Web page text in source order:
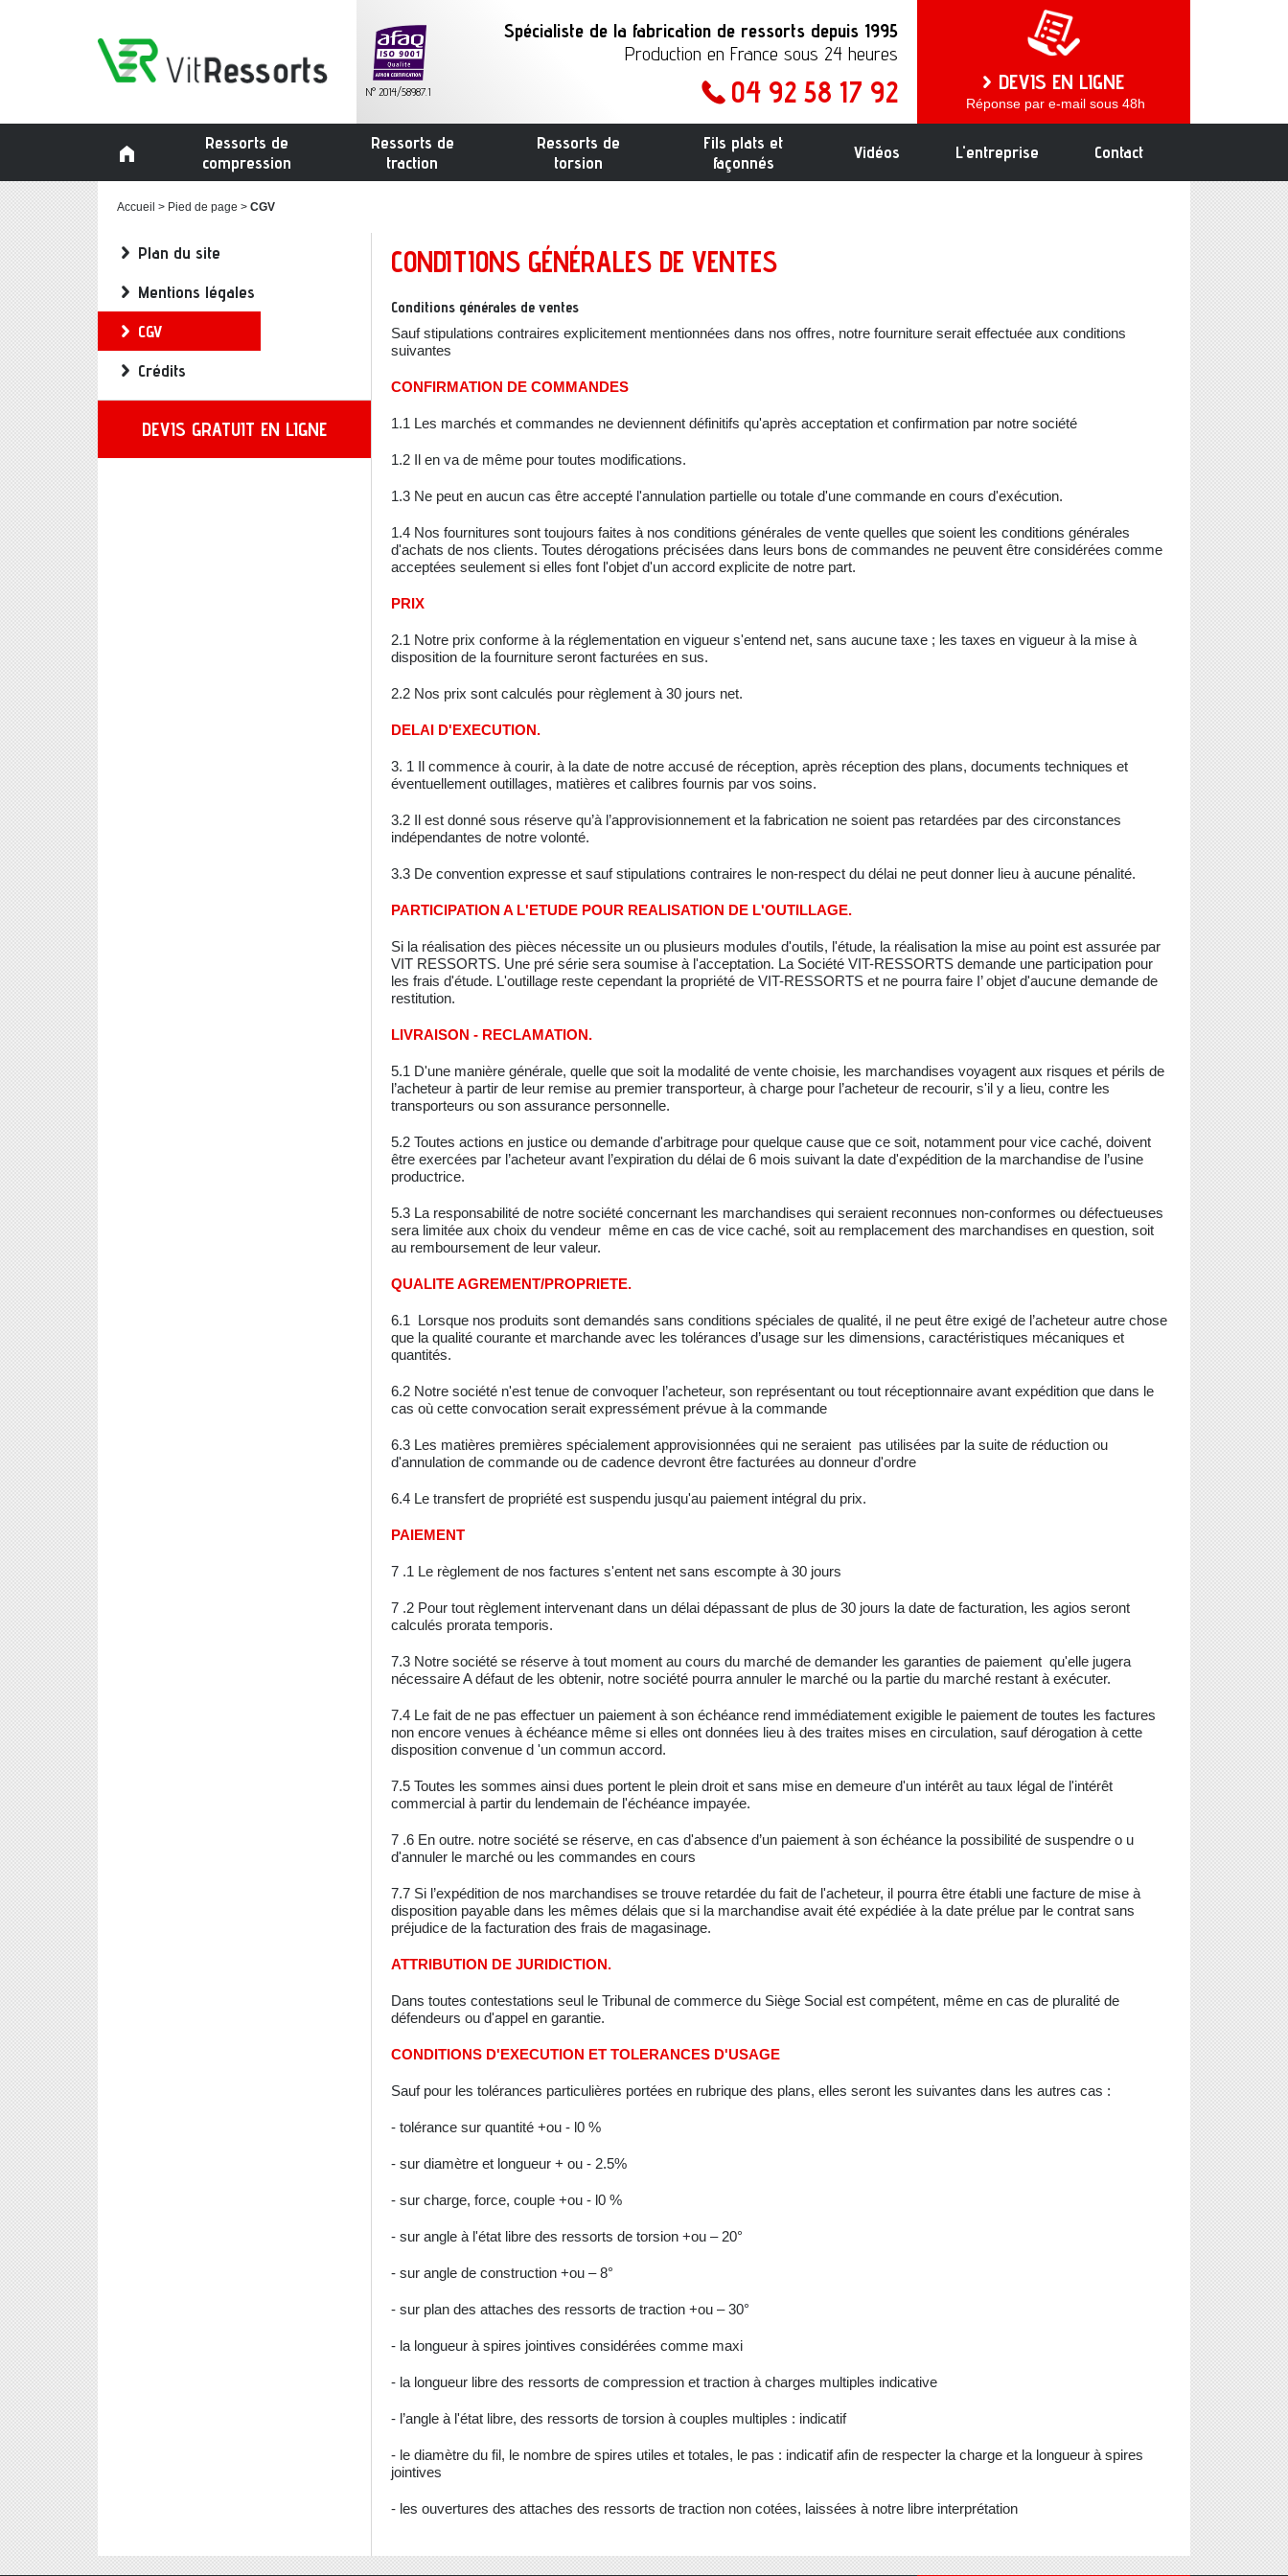
N° 2014/58987.1
Spécialiste de la fabrication de ressorts depuis 1995
Production en France sous 24 heures
04 92 58 17 92 DEVIS EN LIGNE
Réponse par e-mail sous 48h
Ressorts de
compression
Ressorts de
traction
Ressorts de
torsion
Fils plats et
façonnés
Vidéos L'entreprise Contact
Accueil Pied de page CGV
Plan du site
Mentions légales
CGV
Crédits
DEVIS GRATUIT EN LIGNE
CONDITIONS GÉNÉRALES DE VENTES
Conditions générales de ventes
Sauf stipulations contraires explicitement mentionnées dans nos offres, notre fourniture serait effectuée aux conditions
suivantes
CONFIRMATION DE COMMANDES
1.1 Les marchés et commandes ne deviennent définitifs qu'après acceptation et confirmation par notre société
1.2 Il en va de même pour toutes modifications.
1.3 Ne peut en aucun cas être accepté l'annulation partielle ou totale d'une commande en cours d'exécution.
1.4 Nos fournitures sont toujours faites à nos conditions générales de vente quelles que soient les conditions générales
d'achats de nos clients. Toutes dérogations précisées dans leurs bons de commandes ne peuvent être considérées comme
acceptées seulement si elles font l'objet d'un accord explicite de notre part.
PRIX
2.1 Notre prix conforme à la réglementation en vigueur s'entend net, sans aucune taxe ; les taxes en vigueur à la mise à
disposition de la fourniture seront facturées en sus.
2.2 Nos prix sont calculés pour règlement à 30 jours net.
DELAI D'EXECUTION.
3. 1 Il commence à courir, à la date de notre accusé de réception, après réception des plans, documents techniques et
éventuellement outillages, matières et calibres fournis par vos soins.
3.2 Il est donné sous réserve qu’à l’approvisionnement et la fabrication ne soient pas retardées par des circonstances
indépendantes de notre volonté.
3.3 De convention expresse et sauf stipulations contraires le non-respect du délai ne peut donner lieu à aucune pénalité.
PARTICIPATION A L'ETUDE POUR REALISATION DE L'OUTILLAGE.
Si la réalisation des pièces nécessite un ou plusieurs modules d'outils, l'étude, la réalisation la mise au point est assurée par
VIT RESSORTS. Une pré série sera soumise à l'acceptation. La Société VIT-RESSORTS demande une participation pour
les frais d'étude. L'outillage reste cependant la propriété de VIT-RESSORTS et ne pourra faire I’ objet d'aucune demande de
restitution.
LIVRAISON - RECLAMATION.
5.1 D'une manière générale, quelle que soit la modalité de vente choisie, les marchandises voyagent aux risques et périls de
l’acheteur à partir de leur remise au premier transporteur, à charge pour l’acheteur de recourir, s'il y a lieu, contre les
transporteurs ou son assurance personnelle.
5.2 Toutes actions en justice ou demande d'arbitrage pour quelque cause que ce soit, notamment pour vice caché, doivent
être exercées par l’acheteur avant l’expiration du délai de 6 mois suivant la date d'expédition de la marchandise de l’usine
productrice.
5.3 La responsabilité de notre société concernant les marchandises qui seraient reconnues non-conformes ou défectueuses
sera limitée aux choix du vendeur même en cas de vice caché, soit au remplacement des marchandises en question, soit
au remboursement de leur valeur.
QUALITE AGREMENT/PROPRIETE.
6.1 Lorsque nos produits sont demandés sans conditions spéciales de qualité, il ne peut être exigé de l’acheteur autre chose
que la qualité courante et marchande avec les tolérances d’usage sur les dimensions, caractéristiques mécaniques et
quantités.
6.2 Notre société n'est tenue de convoquer l’acheteur, son représentant ou tout réceptionnaire avant expédition que dans le
cas où cette convocation serait expressément prévue à la commande
6.3 Les matières premières spécialement approvisionnées qui ne seraient pas utilisées par la suite de réduction ou
d'annulation de commande ou de cadence devront être facturées au donneur d'ordre
6.4 Le transfert de propriété est suspendu jusqu'au paiement intégral du prix.
PAIEMENT
7 .1 Le règlement de nos factures s'entent net sans escompte à 30 jours
7 .2 Pour tout règlement intervenant dans un délai dépassant de plus de 30 jours la date de facturation, les agios seront
calculés prorata temporis.
7.3 Notre société se réserve à tout moment au cours du marché de demander les garanties de paiement qu'elle jugera
nécessaire A défaut de les obtenir, notre société pourra annuler le marché ou la partie du marché restant à exécuter.
7.4 Le fait de ne pas effectuer un paiement à son échéance rend immédiatement exigible le paiement de toutes les factures
non encore venues à échéance même si elles ont données lieu à des traites mises en circulation, sauf dérogation à cette
disposition convenue d 'un commun accord.
7.5 Toutes les sommes ainsi dues portent le plein droit et sans mise en demeure d'un intérêt au taux légal de l'intérêt
commercial à partir du lendemain de l'échéance impayée.
7 .6 En outre. notre société se réserve, en cas d'absence d’un paiement à son échéance la possibilité de suspendre o u
d'annuler le marché ou les commandes en cours
7.7 Si l’expédition de nos marchandises se trouve retardée du fait de l'acheteur, il pourra être établi une facture de mise à
disposition payable dans les mêmes délais que si la marchandise avait été expédiée à la date prélue par le contrat sans
préjudice de la facturation des frais de magasinage.
ATTRIBUTION DE JURIDICTION.
Dans toutes contestations seul le Tribunal de commerce du Siège Social est compétent, même en cas de pluralité de
défendeurs ou d'appel en garantie.
CONDITIONS D'EXECUTION ET TOLERANCES D'USAGE
Sauf pour les tolérances particulières portées en rubrique des plans, elles seront les suivantes dans les autres cas :
- tolérance sur quantité +ou - l0 %
- sur diamètre et longueur + ou - 2.5%
- sur charge, force, couple +ou - l0 %
- sur angle à l'état libre des ressorts de torsion +ou – 20°
- sur angle de construction +ou – 8°
- sur plan des attaches des ressorts de traction +ou – 30°
- la longueur à spires jointives considérées comme maxi
- la longueur libre des ressorts de compression et traction à charges multiples indicative
- l’angle à l'état libre, des ressorts de torsion à couples multiples : indicatif
- le diamètre du fil, le nombre de spires utiles et totales, le pas : indicatif afin de respecter la charge et la longueur à spires
jointives
- les ouvertures des attaches des ressorts de traction non cotées, laissées à notre libre interprétation